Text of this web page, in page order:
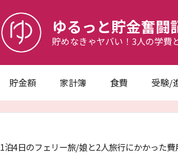
ゆるっと貯金奮闘
貯めなきゃヤバい！3人の学費
貯金額 家計簿 食費 受験/
1泊4日のフェリー旅/娘と2人旅行にかかった費